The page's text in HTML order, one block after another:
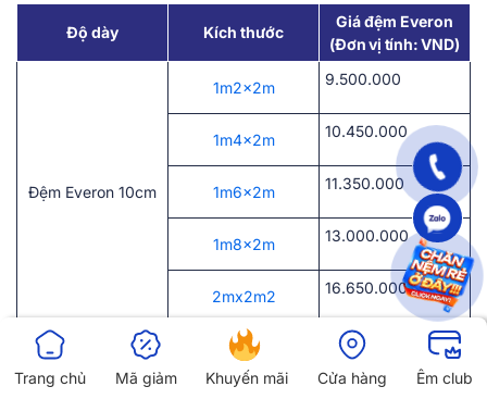
Độ dày Kích thước
Giá đệm Everon
(Đơn vị tính: VND)
Đệm Everon 10cm
1m2x2m 9.500.000
1m4x2m 10.450.000
1m6x2m 11.350.000
1m8x2m 13.000.000
2mx2m2 16.650.000
1m2x2m 12.700.000
13.550.000
Trang chủ Mã giảm Khuyến mãi Cửa hàng Êm club